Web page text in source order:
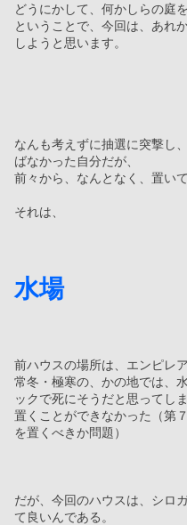
どうにかして、何かしらの庭
ということで、今回は、あれ
しようと思います。
なんも考えずに抽選に突撃し
ばなかった自分だが、
前々から、なんとなく、置い
それは、
水場
前ハウスの場所は、エンピレア
常冬・極寒の、かの地では、
ックで死にそうだと思ってしま
置くことができなかった（第
を置くべきか問題）
だが、今回のハウスは、シロ
て良いんである。